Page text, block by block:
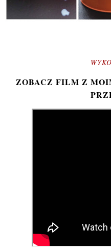
ZOBACZ FILM Z